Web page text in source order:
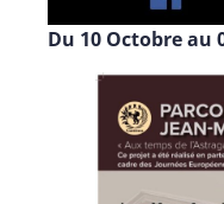
Du 10 Octobre au